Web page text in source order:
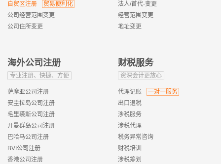
自贸区注册
贸易便利化
公司经营范围变更
公司住所变更
法人/首代-变更
经营范围变更
地址变更
海外公司注册
专业注册、快捷、方便
萨摩亚公司注册
安圭拉岛公司注册
毛里裘斯公司注册
开曼群岛公司注册
巴哈马公司注册
BVI公司注册
香港公司注册
财税服务
资深会计更放心
代理记账
一对一服务
出口退税
涉税服务
涉税代理
税务异常咨询
财税培训
涉税筹划